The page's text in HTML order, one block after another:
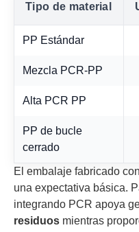
Tipo de material
PP Estándar
Mezcla PCR-PP
Alta PCR PP
PP de bucle
cerrado
El embalaje fabricado
una expectativa básica.
integrando PCR apoya
residuos mientras